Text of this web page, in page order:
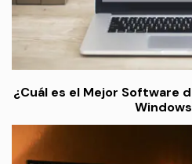
¿Cuál es el Mejor Software